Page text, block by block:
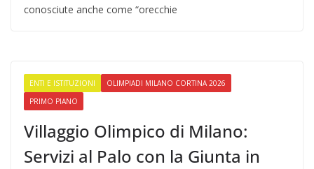
conosciute anche come “orecchie
ENTI E ISTITUZIONI
OLIMPIADI MILANO CORTINA 2026
PRIMO PIANO
Villaggio Olimpico di Milano:
Servizi al Palo con la Giunta in